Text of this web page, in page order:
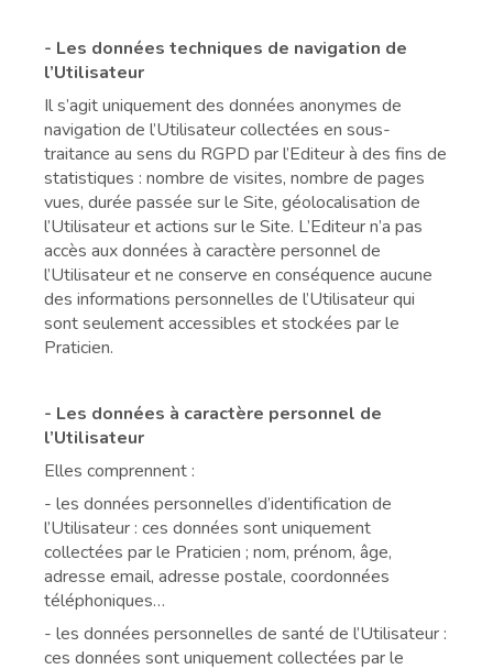
- Les données techniques de navigation de
l’Utilisateur
Il s’agit uniquement des données anonymes de
navigation de l’Utilisateur collectées en sous-
traitance au sens du RGPD par l’Editeur à des fins de
statistiques : nombre de visites, nombre de pages
vues, durée passée sur le Site, géolocalisation de
l’Utilisateur et actions sur le Site. L’Editeur n’a pas
accès aux données à caractère personnel de
l’Utilisateur et ne conserve en conséquence aucune
des informations personnelles de l’Utilisateur qui
sont seulement accessibles et stockées par le
Praticien.
- Les données à caractère personnel de
l’Utilisateur
Elles comprennent :
- les données personnelles d’identification de
l’Utilisateur : ces données sont uniquement
collectées par le Praticien ; nom, prénom, âge,
adresse email, adresse postale, coordonnées
téléphoniques…
- les données personnelles de santé de l’Utilisateur :
ces données sont uniquement collectées par le